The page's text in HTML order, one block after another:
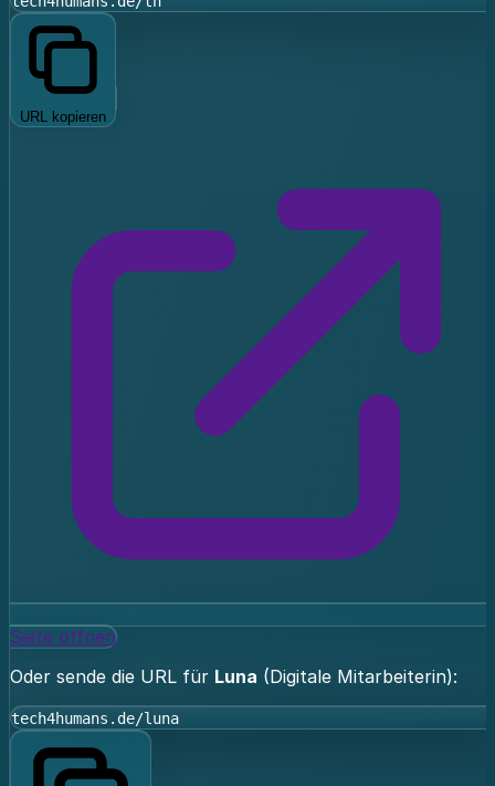
URL kopieren
Seite öffnen
Oder sende die URL für Luna (Digitale Mitarbeiterin):
tech4humans.de/luna